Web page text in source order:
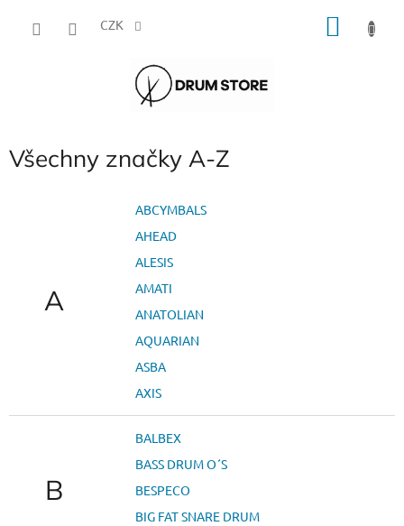
CZK
Všechny značky A-Z
A
ABCYMBALS
AHEAD
ALESIS
AMATI
ANATOLIAN
AQUARIAN
ASBA
AXIS
B
BALBEX
BASS DRUM O´S
BESPECO
BIG FAT SNARE DRUM